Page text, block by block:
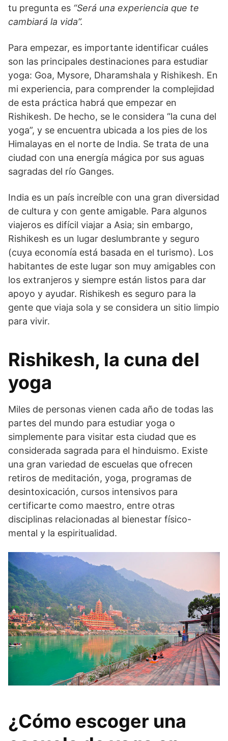
tu pregunta es “Será una experiencia que te
cambiará la vida”.
Para empezar, es importante identificar cuáles
son las principales destinaciones para estudiar
yoga: Goa, Mysore, Dharamshala y Rishikesh. En
mi experiencia, para comprender la complejidad
de esta práctica habrá que empezar en
Rishikesh. De hecho, se le considera “la cuna del
yoga”, y se encuentra ubicada a los pies de los
Himalayas en el norte de India. Se trata de una
ciudad con una energía mágica por sus aguas
sagradas del río Ganges.
India es un país increíble con una gran diversidad
de cultura y con gente amigable. Para algunos
viajeros es difícil viajar a Asia; sin embargo,
Rishikesh es un lugar deslumbrante y seguro
(cuya economía está basada en el turismo). Los
habitantes de este lugar son muy amigables con
los extranjeros y siempre están listos para dar
apoyo y ayudar. Rishikesh es seguro para la
gente que viaja sola y se considera un sitio limpio
para vivir.
Rishikesh, la cuna del
yoga
Miles de personas vienen cada año de todas las
partes del mundo para estudiar yoga o
simplemente para visitar esta ciudad que es
considerada sagrada para el hinduismo. Existe
una gran variedad de escuelas que ofrecen
retiros de meditación, yoga, programas de
desintoxicación, cursos intensivos para
certificarte como maestro, entre otras
disciplinas relacionadas al bienestar físico-
mental y la espiritualidad.
¿Cómo escoger una